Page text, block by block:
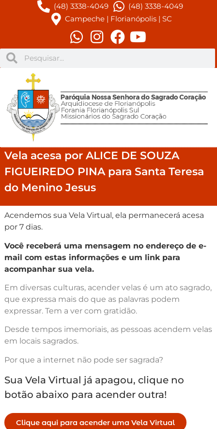
(48) 3338-4049
(48) 3338-4049
Campeche | Florianópolis | SC
Vela acesa por ALICE DE SOUZA
FIGUEIREDO PINA para Santa Teresa
do Menino Jesus
Acendemos sua Vela Virtual, ela permanecerá acesa
por 7 dias.
Você receberá uma mensagem no endereço de e-
mail com estas informações e um link para
acompanhar sua vela.
Em diversas culturas, acender velas é um ato sagrado,
que expressa mais do que as palavras podem
expressar. Tem a ver com gratidão.
Desde tempos imemoriais, as pessoas acendem velas
em locais sagrados.
Por que a internet não pode ser sagrada?
Sua Vela Virtual já apagou, clique no
botão abaixo para acender outra!
Clique aqui para acender uma Vela Virtual